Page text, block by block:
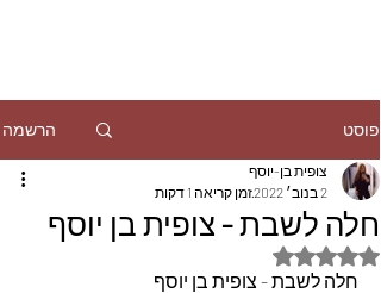
פוסט הרשמה
חלה לשבת - צופית בן יוסף
צופית בן-יוסף
2 בנוב׳ 2022
זמן קריאה 1 דקות
דירוג של NaN מתוך 5 כוכבים
חלה לשבת - צופית בן יוסף